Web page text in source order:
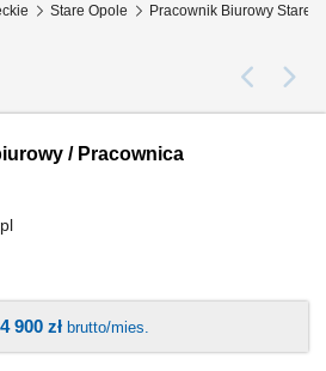
Stare Opole Pracownik Biurowy Stare
/ Pracownica
4 900 zł brutto/mies.